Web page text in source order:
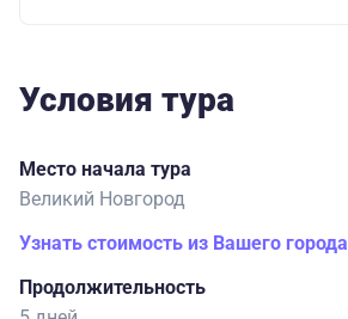
Условия тура
Место начала тура
Великий Новгород
Узнать стоимость из Вашего города
Продолжительность